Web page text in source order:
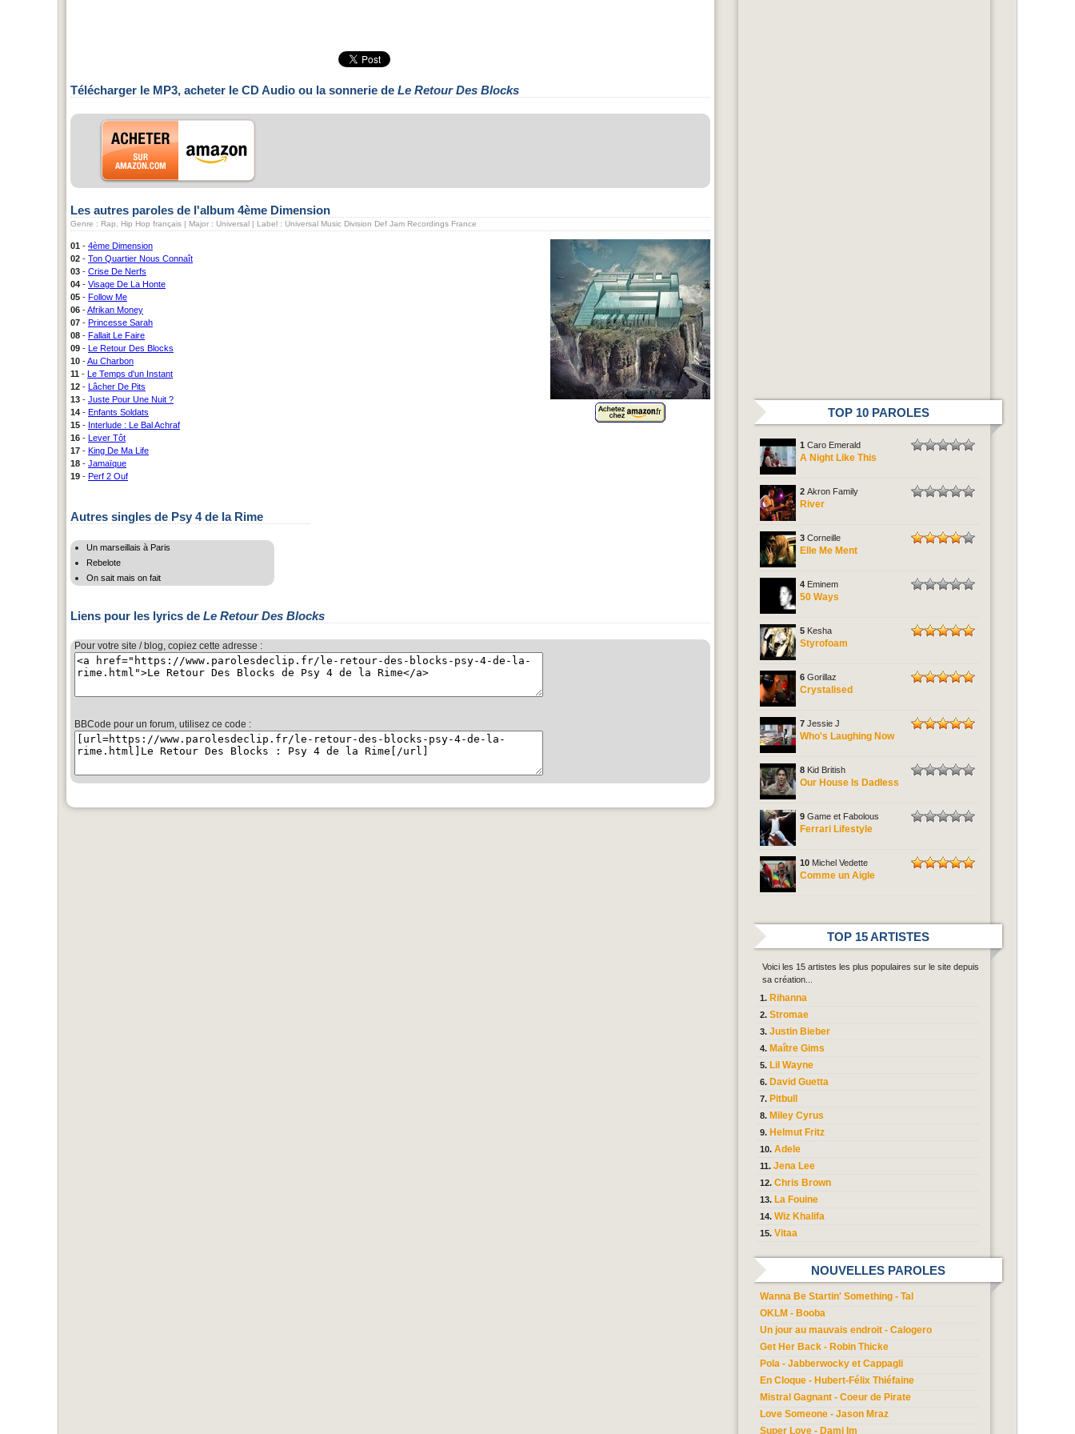
Télécharger le MP3, acheter le CD Audio ou la sonnerie de Le Retour Des Blocks
Les autres paroles de l'album 4ème Dimension
Genre : Rap, Hip Hop français | Major : Universal | Label : Universal Music Division Def Jam Recordings France
01 - 4ème Dimension
02 - Ton Quartier Nous Connaît
03 - Crise De Nerfs
04 - Visage De La Honte
05 - Follow Me
06 -Afrikan Money
07 - Princesse Sarah
08 - Fallait Le Faire
09 - Le Retour Des Blocks
10 -Au Charbon
11 - Le Temps d'un Instant
12 - Lâcher De Pits
13 - Juste Pour Une Nuit ?
14 - Enfants Soldats
15 - Interlude : Le Bal Achraf
16 - Lever Tôt
17 - King De Ma Life
18 - Jamaïque
19 - Perf 2 Ouf
Autres singles de Psy 4 de la Rime
Un marseillais à Paris
Rebelote
On sait mais on fait
Liens pour les lyrics de Le Retour Des Blocks
Pour votre site / blog, copiez cette adresse :
BBCode pour un forum, utilisez ce code :
TOP 10 PAROLES
1 Caro Emerald
A Night Like This
2 Akron Family
River
3 Corneille
Elle Me Ment
4 Eminem
50 Ways
5 Kesha
Styrofoam
6 Gorillaz
Crystalised
7 Jessie J
Who's Laughing Now
8 Kid British
Our House Is Dadless
9 Game et Fabolous
Ferrari Lifestyle
10 Michel Vedette
Comme un Aigle
TOP 15 ARTISTES
Voici les 15 artistes les plus populaires sur le site depuis
sa création...
Rihanna
Stromae
Justin Bieber
Maître Gims
Lil Wayne
David Guetta
Pitbull
Miley Cyrus
Helmut Fritz
Adele
Jena Lee
Chris Brown
La Fouine
Wiz Khalifa
Vitaa
NOUVELLES PAROLES
Wanna Be Startin' Something - Tal
OKLM - Booba
Un jour au mauvais endroit - Calogero
Get Her Back - Robin Thicke
Pola - Jabberwocky et Cappagli
En Cloque - Hubert-Félix Thiéfaine
Mistral Gagnant - Coeur de Pirate
Love Someone - Jason Mraz
Super Love - Dami Im